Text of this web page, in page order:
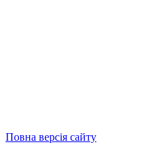
Повна версія сайту